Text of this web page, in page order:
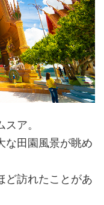
ア。
な田園風景が眺め
ど訪れたことがあ